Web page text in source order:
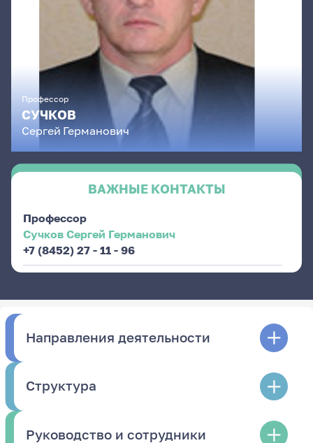
Профессор
СУЧКОВ
Сергей Германович
ВАЖНЫЕ КОНТАКТЫ
Профессор
Сучков Сергей Германович
+7 (8452) 27 - 11 - 96
Направления деятельности
Структура
Руководство и сотрудники